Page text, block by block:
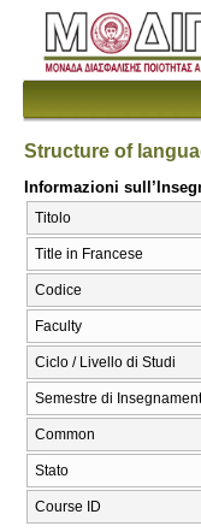
Structure of
Informazioni
Titolo
Title in Francese
Codice
Faculty
Ciclo / Livello di Studi
Semestre di
Common
Stato
Course ID